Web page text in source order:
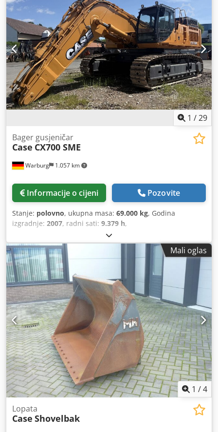
1 /29
Warburg 1.057 km
Bager gusjeničar
Case CX700 SME
Informacije o cijeni Pozovite
Stanje: polovno, ukupna masa: 69.000 kg, Godina
izgradnje: 2007, radni sati: 9.379 h,
Mali oglas
1 /4
Lopata
Case Shovelbak